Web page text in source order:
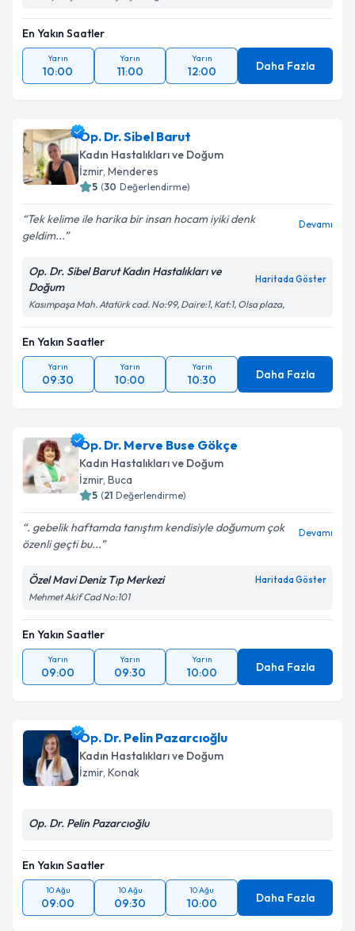
En Yakın Saatler
Yarın
10:00
Yarın
11:00
Yarın
12:00 Daha Fazla
Op. Dr. Sibel Barut
Kadın Hastalıkları ve Doğum
İzmir, Menderes
5 (30 Değerlendirme)
Tek kelime ile harika bir insan hocam iyiki denk
geldim...
Devamı
Op. Dr. Sibel Barut Kadın Hastalıkları ve
Doğum
Haritada Göster
Kasımpaşa Mah. Atatürk cad. No:99, Daire:1, Kat:1, Olsa plaza,
En Yakın Saatler
Yarın
09:30
Yarın
10:00
Yarın
10:30 Daha Fazla
Op. Dr. Merve Buse Gökçe
Kadın Hastalıkları ve Doğum
İzmir, Buca
5 (21 Değerlendirme)
. gebelik haftamda tanıştım kendisiyle doğumum çok
özenli geçti bu...
Devamı
Özel Mavi Deniz Tıp Merkezi Haritada Göster
Mehmet Akif Cad No:101
En Yakın Saatler
Yarın
09:00
Yarın
09:30
Yarın
10:00 Daha Fazla
Op. Dr. Pelin Pazarcıoğlu
Kadın Hastalıkları ve Doğum
İzmir, Konak
Op. Dr. Pelin Pazarcıoğlu
En Yakın Saatler
10 Ağu
09:00
10 Ağu
09:30
10 Ağu
10:00 Daha Fazla